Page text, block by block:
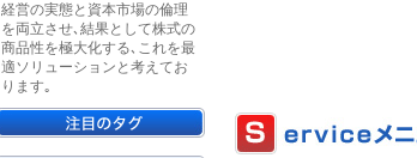
経営の実態と資本市場の倫理
を両立させ､結果として株式の
商品性を極大化する､これを最
適ソリューションと考えてお
ります｡